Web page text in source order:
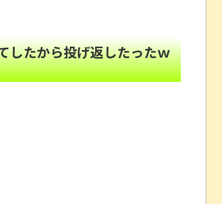
ｗｗNEW!
歳女が逮捕
じが登場です
したから投げ返したったｗ